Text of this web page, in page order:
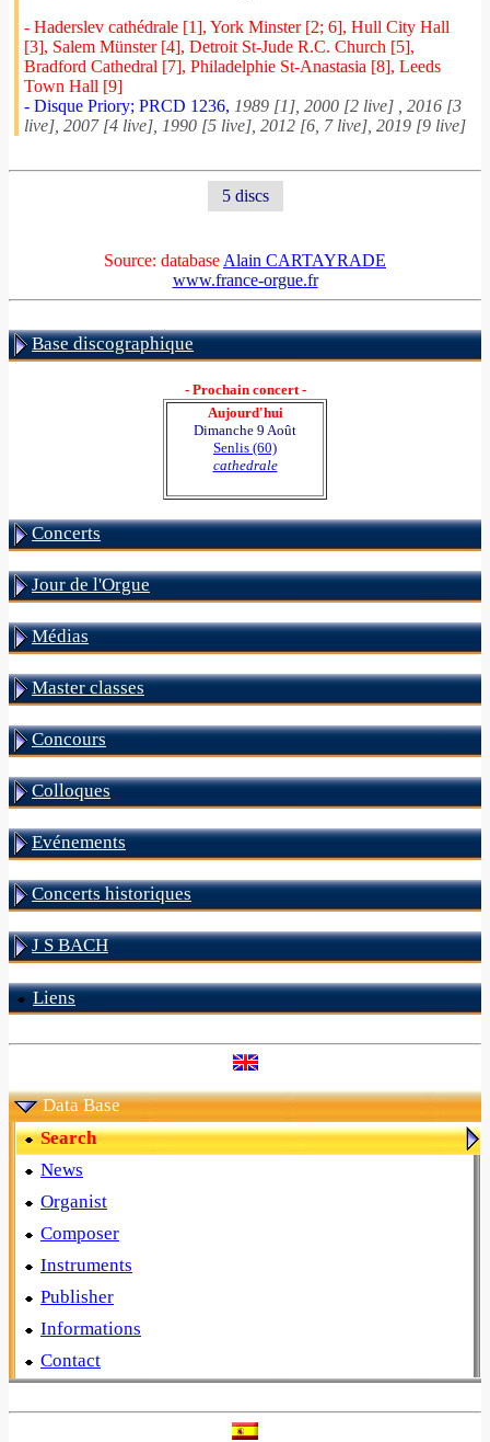
- Haderslev cathédrale [1], York Minster [2; 6], Hull City Hall
[3], Salem Münster [4], Detroit St-Jude R.C. Church [5],
Bradford Cathedral [7], Philadelphie St-Anastasia [8], Leeds
Town Hall [9]
- Disque Priory; PRCD 1236, 1989 [1], 2000 [2 live] , 2016 [3
live], 2007 [4 live], 1990 [5 live], 2012 [6, 7 live], 2019 [9 live]
5 discs
Source: database Alain CARTAYRADE
www.france-orgue.fr
Base discographique
- Prochain concert -
Aujourd'hui
Dimanche 9 Août
Senlis (60)
cathedrale
Concerts
Jour de l'Orgue
Médias
Master classes
Concours
Colloques
Evénements
Concerts historiques
J S BACH
Liens
Data Base
Search
News
Organist
Composer
Instruments
Publisher
Informations
Contact